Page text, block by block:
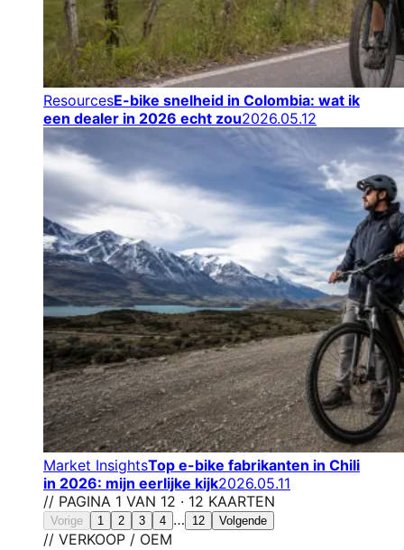
ResourcesE-bike snelheid in Colombia: wat ik
een dealer in 2026 echt zou2026.05.12
Market InsightsTop e-bike fabrikanten in Chili
in 2026: mijn eerlijke kijk2026.05.11
// PAGINA 1 VAN 12 · 12 KAARTEN
Vorige 1 2 3 4 … 12 Volgende
// VERKOOP / OEM